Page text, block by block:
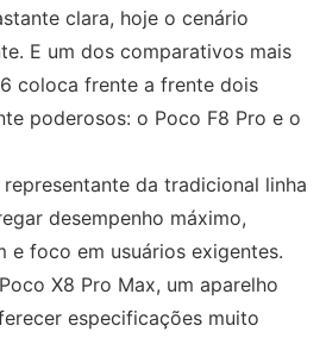
clara, hoje o cenário
E um dos comparativos mais
coloca frente a frente dois
poderosos: o Poco F8 Pro e o
da tradicional linha
desempenho máximo,
e foco em usuários exigentes.
X8 Pro Max, um aparelho
especificações muito